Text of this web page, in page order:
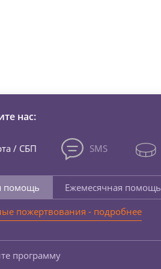
нас:
/ СБП SMS
помощь
Ежемесячная помощь
пожертвования - подробнее
программу